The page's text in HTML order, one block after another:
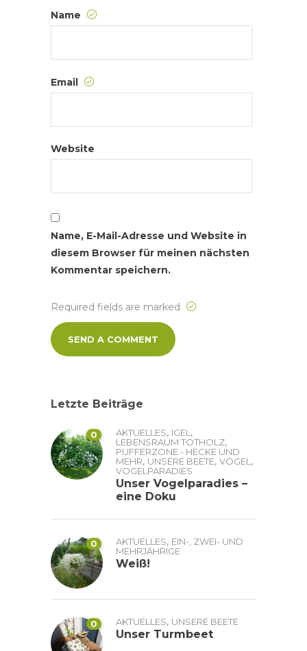
Name
Email
Website
Name, E-Mail-Adresse und Website in
diesem Browser für meinen nächsten
Kommentar speichern.
Required fields are marked
Letzte Beiträge
0 AKTUELLES, IGEL ,
LEBENSRAUM TOTHOLZ,
PUFFERZONE - HECKE UND
MEHR, UNSERE BEETE, VÖGEL ,
VOGELPARADIES
Unser Vogelparadies –
eine Doku
0 AKTUELLES, EIN-, ZWEI- UND
MEHRJÄHRIGE
Weiß!
0 AKTUELLES, UNSERE BEETE
Unser Turmbeet